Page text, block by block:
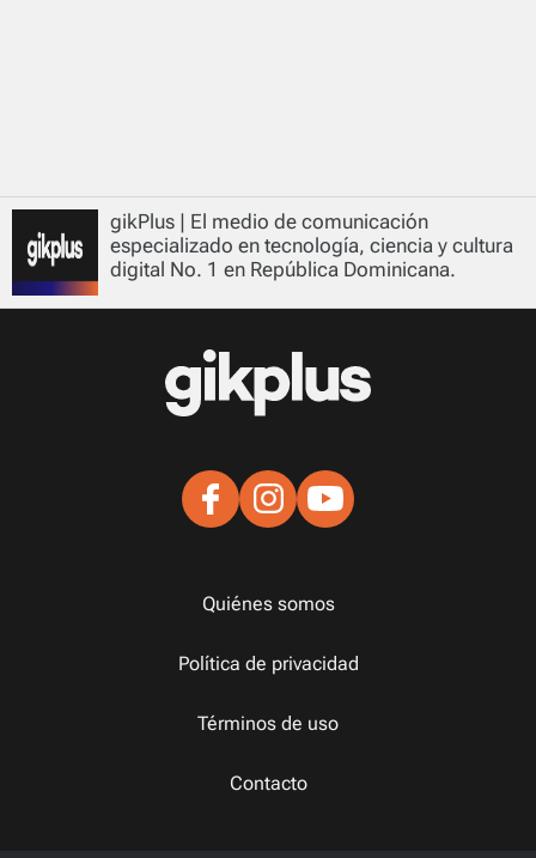
gikPlus | El medio de comunicación
especializado en tecnología, ciencia y cultura
digital No. 1 en República Dominicana.
Quiénes somos
Política de privacidad
Términos de uso
Contacto